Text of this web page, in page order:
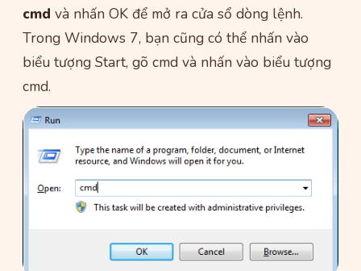
cmd và nhấn OK để mở ra cửa sổ dòng lệnh.
Trong Windows 7, bạn cũng có thể nhấn vào
biểu tượng Start, gõ cmd và nhấn vào biểu tượng
cmd.